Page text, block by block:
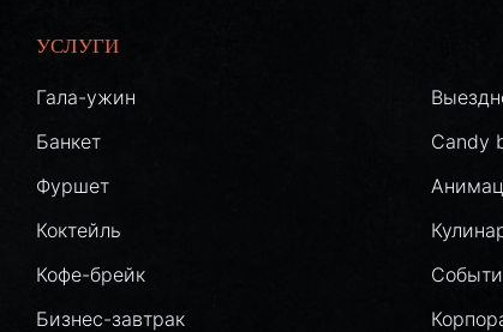
УСЛУГИ
Гала-ужин
Банкет
Фуршет
Коктейль
Кофе-брейк
Бизнес-завтрак
Candy